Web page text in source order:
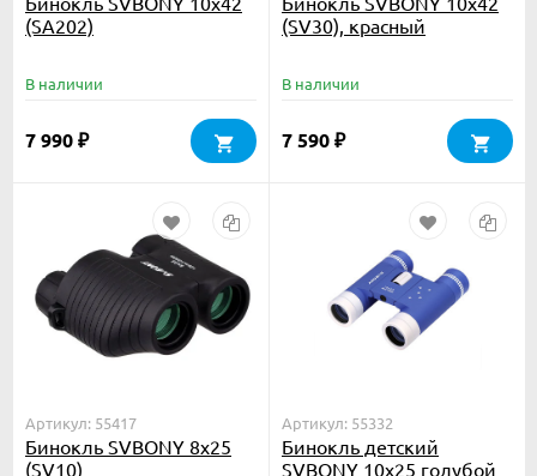
(SA202)
В наличии
7 990 ₽
(SV30), красный
В наличии
7 590 ₽
Артикул: 55417
Бинокль SVBONY 8x25
(SV10)
Артикул: 55332
Бинокль детский
SVBONY 10x25 голубой